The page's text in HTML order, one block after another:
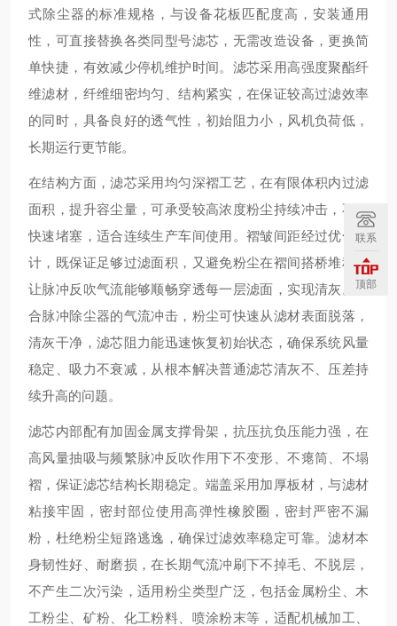
式除尘器的标准规格，与设备花板匹配度高，安装通用
性，可直接替换各类同型号滤芯，无需改造设备，更换简
单快捷，有效减少停机维护时间。滤芯采用高强度聚酯纤
维滤材，纤维细密均匀、结构紧实，在保证较高过滤效率
的同时，具备良好的透气性，初始阻力小，风机负荷低，
长期运行更节能。
在结构方面，滤芯采用均匀深褶工艺，在有限体积内过滤
面积，提升容尘量，可承受较高浓度粉尘持续冲击，不易
快速堵塞，适合连续生产车间使用。褶皱间距经过优化设
计，既保证足够过滤面积，又避免粉尘在褶间搭桥堆积，
让脉冲反吹气流能够顺畅穿透每一层滤面，实现清灰。配
合脉冲除尘器的气流冲击，粉尘可快速从滤材表面脱落，
清灰干净，滤芯阻力能迅速恢复初始状态，确保系统风量
稳定、吸力不衰减，从根本解决普通滤芯清灰不、压差持
续升高的问题。
滤芯内部配有加固金属支撑骨架，抗压抗负压能力强，在
高风量抽吸与频繁脉冲反吹作用下不变形、不瘪筒、不塌
褶，保证滤芯结构长期稳定。端盖采用加厚板材，与滤材
粘接牢固，密封部位使用高弹性橡胶圈，密封严密不漏
粉，杜绝粉尘短路逃逸，确保过滤效率稳定可靠。滤材本
身韧性好、耐磨损，在长期气流冲刷下不掉毛、不脱层，
不产生二次污染，适用粉尘类型广泛，包括金属粉尘、木
工粉尘、矿粉、化工粉料、喷涂粉末等，适配机械加工、
联系
顶部